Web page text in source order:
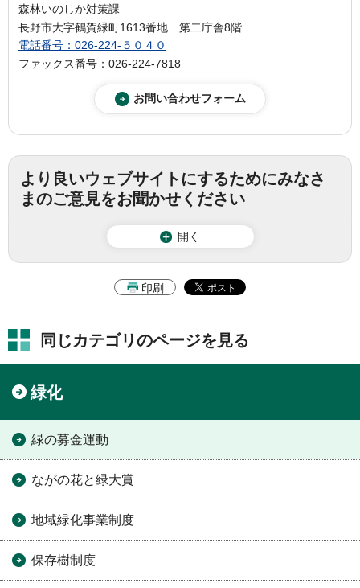
森林いのしか対策課
長野市大字鶴賀緑町1613番地 第二庁舎8階
電話番号：026-224-５０４０
ファックス番号：026-224-7818
より良いウェブサイトにするためにみなさ
まのご意見をお聞かせください
開く
印刷
同じカテゴリのページを見る
緑化
緑の募金運動
ながの花と緑大賞
地域緑化事業制度
保存樹制度